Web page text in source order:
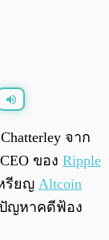
จาก
ของ Ripple
รียญ Altcoin
ญหาคดีฟ้อง